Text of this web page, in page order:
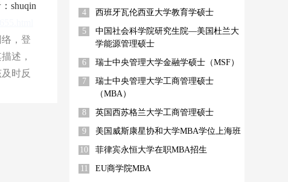
shuqin
，登
述，
时反
4 西班牙瓦伦西亚大学教育学硕士
5
中国社会科学院研究生院—美国杜兰大
学能源管理硕士
6 瑞士中央管理大学金融学硕士（MSF）
7
瑞士中央管理大学工商管理硕士
（MBA）
8 英国西苏格兰大学工商管理硕士
9 美国威斯康星协和大学MBA学位上海班
10 菲律宾永恒大学在职MBA招生
11 EU商学院MBA